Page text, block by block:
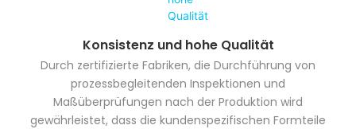
Konsistenz und hohe Qualität
Durch zertifizierte Fabriken, die Durchführung von
prozessbegleitenden Inspektionen und
Maßüberprüfungen nach der Produktion wird
gewährleistet, dass die kundenspezifischen Formteile